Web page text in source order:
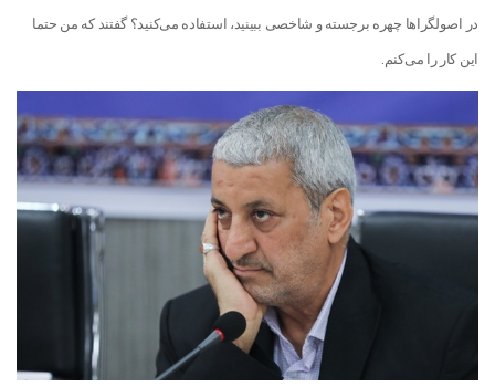
در اصولگرا‌ها چهره برجسته و شاخصی ببینید، استفاده می‌کنید؟ گفتند که من حتما
این کار را می‌کنم.